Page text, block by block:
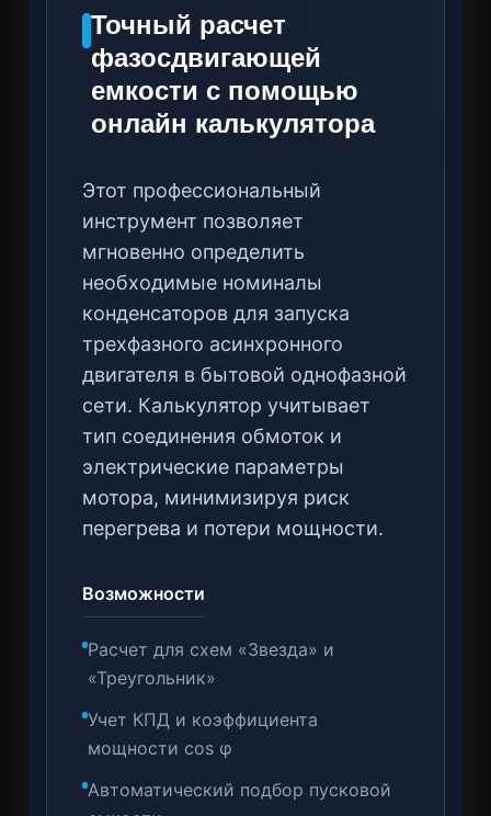
Точный расчет
фазосдвигающей
емкости с помощью
онлайн калькулятора
Этот профессиональный
инструмент позволяет
мгновенно определить
необходимые номиналы
конденсаторов для запуска
трехфазного асинхронного
двигателя в бытовой однофазной
сети. Калькулятор учитывает
тип соединения обмоток и
электрические параметры
мотора, минимизируя риск
перегрева и потери мощности.
Возможности
Расчет для схем «Звезда» и
«Треугольник»
Учет КПД и коэффициента
мощности cos φ
Автоматический подбор пусковой